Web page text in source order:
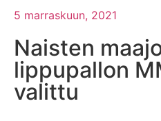
5 marraskuun, 2021
Naisten
lippupallon
valittu